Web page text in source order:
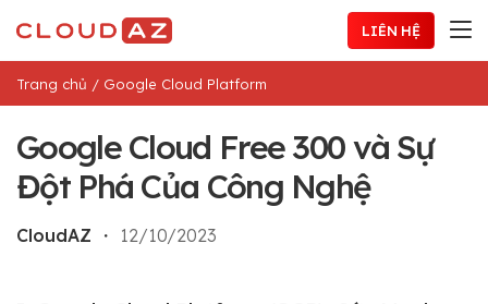
đến
nội
dung
LIÊN HỆ
Trang chủ / Google Cloud Platform
Google Cloud Free 300 và Sự
Đột Phá Của Công Nghệ
CloudAZ ・ 12/10/2023